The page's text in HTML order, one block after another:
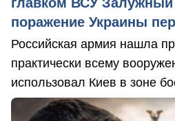
поражение Украины
Российская армия нашла
практически всему
использовал Киев в зоне